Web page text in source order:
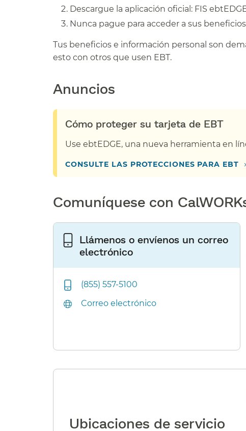
Descargue la aplicación oficial: FIS
Nunca pague para acceder a sus beneficios
Tus beneficios e información personal son
esto con otros que usen EBT.​​
Anuncios​​
Cómo proteger su tarjeta de EBT​​
Use ebtEDGE, una nueva herramienta en
CONSULTE LAS PROTECCIONES PARA EBT​​ ›
Comuníquese con
Llámenos o envíenos un correo
electrónico​​
(855) 557-5100
Correo electrónico​​
Ubicaciones de servicio